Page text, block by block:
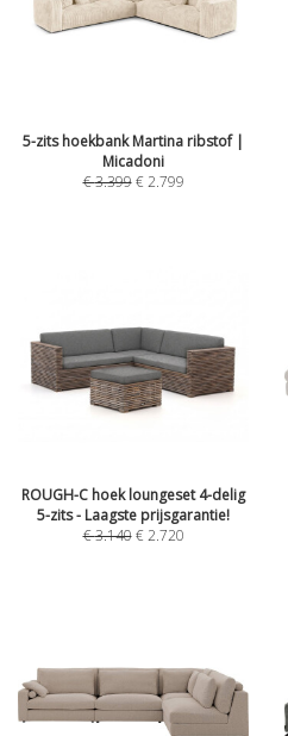
5-zits hoekbank Martina ribstof |
Micadoni
€3.399 €2.799
ROUGH-C hoek loungeset 4-delig
5-zits - Laagste prijsgarantie!
€3.140 €2.720